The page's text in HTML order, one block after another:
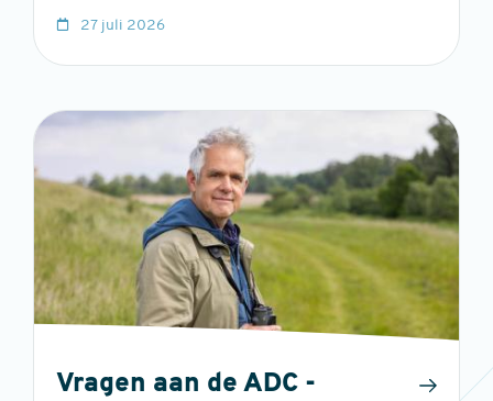
27 juli 2026
Vragen aan de ADC -